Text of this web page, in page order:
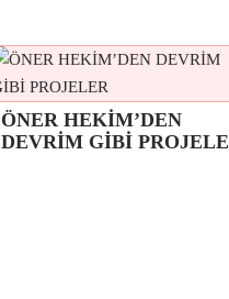
ÖNER HEKİM’DEN
DEVRİM GİBİ